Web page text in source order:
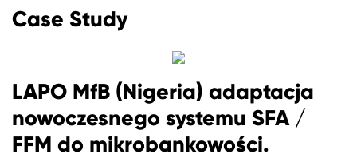
Case Study
LAPO MfB (Nigeria) adaptacja
nowoczesnego systemu SFA /
FFM do mikrobankowości.